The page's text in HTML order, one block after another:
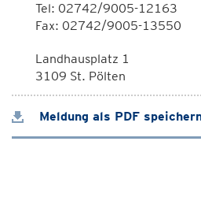
Tel: 02742/9005-12163
Fax: 02742/9005-13550
Landhausplatz 1
3109 St. Pölten
Meldung als PDF